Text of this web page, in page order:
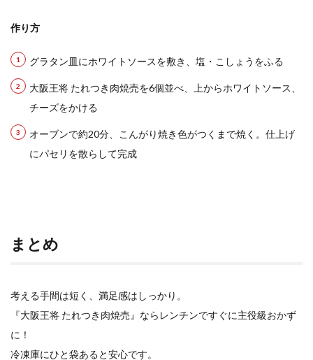
作り方
グラタン皿にホワイトソースを敷き、塩・こしょうをふる
大阪王将 たれつき肉焼売を6個並べ、上からホワイトソース、
チーズをかける
オーブンで約20分、こんがり焼き色がつくまで焼く。仕上げ
にパセリを散らして完成
まとめ
考える手間は短く、満足感はしっかり。
『大阪王将 たれつき肉焼売』ならレンチンですぐに主役級おかず
に！
冷凍庫にひと袋あると安心です。